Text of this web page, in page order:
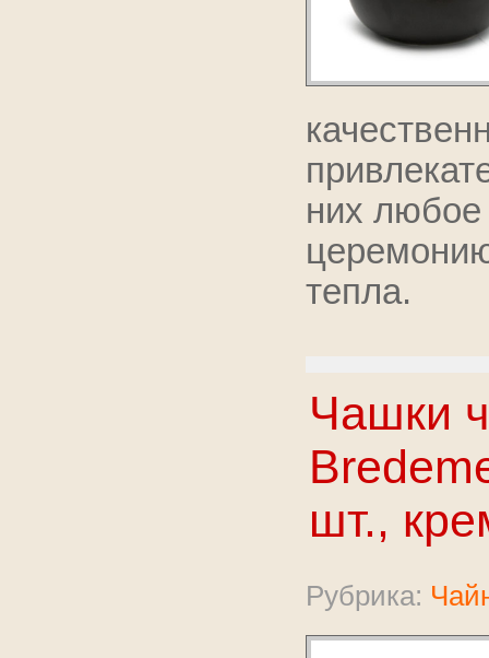
них любое
тепла.
Чашки
шт.,
Рубрика: